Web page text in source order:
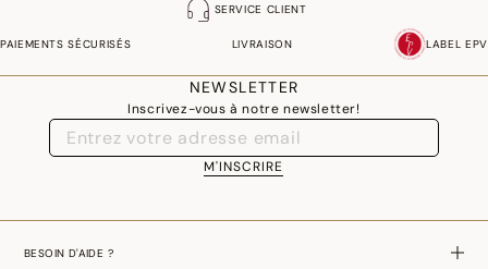
SERVICE CLIENT
PAIEMENTS SÉCURISÉS LIVRAISON LABEL EPV
NEWSLETTER
Inscrivez-vous à notre newsletter!
M'INSCRIRE
BESOIN D'AIDE ?